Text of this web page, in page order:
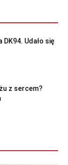
Udało się
z sercem?